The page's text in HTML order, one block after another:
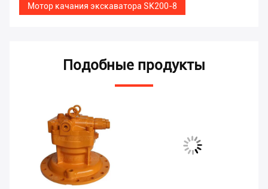
Мотор качания экскаватора SK200-8
Подобные продукты